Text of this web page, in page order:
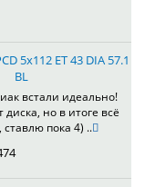
5x112 ET 43 DIA 57.1
BL
встали идеально!
но в итоге всё
пока 4) ..